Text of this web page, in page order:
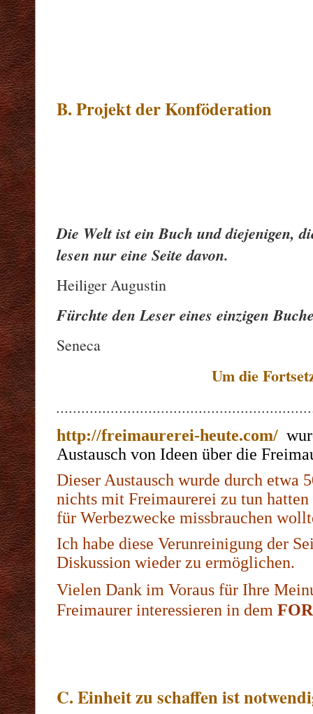
B. Projekt der Konföderation
Die Welt ist ein Buch und diejenigen,
lesen nur eine Seite davon.
Heiliger Augustin
Fürchte den Leser eines einzigen
Seneca
Um die
http://freimaurerei-heute.com/
Austausch von Ideen über die
Dieser Austausch wurde durch etwa
nichts mit Freimaurerei zu tun hatten
für Werbezwecke missbrauchen
Ich habe diese Verunreinigung der
Diskussion wieder zu ermöglichen.
Vielen Dank im Voraus für Ihre
Freimaurer interessieren in dem
C. Einheit zu schaffen ist